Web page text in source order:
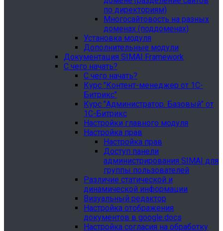
по директориям)
Многосайтовость на разных
доменах (поддоменах)
Установка модуля
Дополнительные модули
Документация SIMAI Framework
С чего начать?
С чего начать?
Курс "Контент-менеджер от 1С-
Битрикс"
Курс "Администратор. Базовый" от
1С-Битрикс
Настройки главного модуля
Настройка прав
Настройка прав
Доступ панели
администрирования SIMAI для
группы пользователей
Различие статической и
динамической информации
Визуальный редактор
Настройка отображения
документов в google.docs
Настройка согласия на обработку